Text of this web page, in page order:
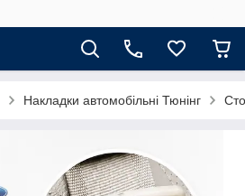
Накладки автомобільні Тюнінг